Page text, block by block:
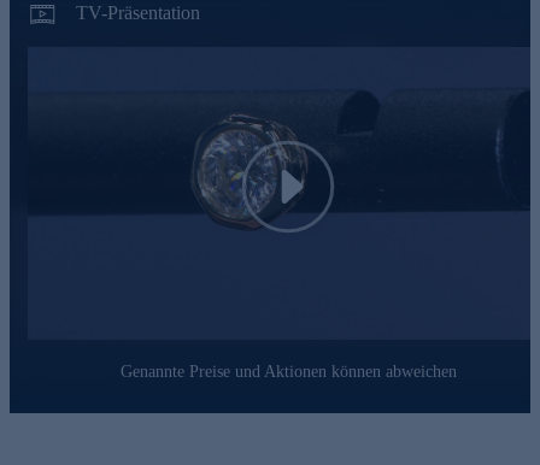
TV-Präsentation
Play
Genannte Preise und Aktionen können abweichen